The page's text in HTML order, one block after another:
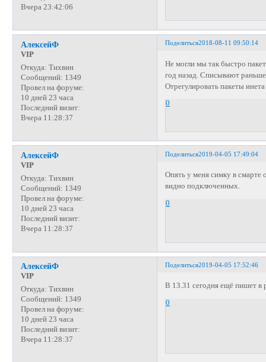
Вчера 23:42:06
Поделиться2018-08-11 09:50:14
АлексейФ
VIP
Откуда: Тихвин
Сообщений: 1349
Провел на форуме:
10 дней 23 часа
Последний визит:
Вчера 11:28:37
Не могли мы так быстро
год назад. Списывают
Отрегулировать пакеты
0
Поделиться2019-04-05 17:49:04
АлексейФ
VIP
Откуда: Тихвин
Сообщений: 1349
Провел на форуме:
10 дней 23 часа
Последний визит:
Вчера 11:28:37
Опять у меня симку в
видно подключенных.
0
Поделиться2019-04-05 17:52:46
АлексейФ
VIP
Откуда: Тихвин
Сообщений: 1349
Провел на форуме:
10 дней 23 часа
Последний визит:
Вчера 11:28:37
В 13.31 сегодня ещё пишет в
0